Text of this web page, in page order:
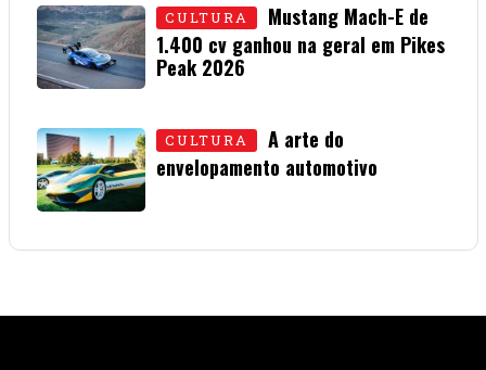
CULTURA
Mustang Mach-E de
1.400 cv ganhou na geral em Pikes
Peak 2026
CULTURA
A arte do
envelopamento automotivo